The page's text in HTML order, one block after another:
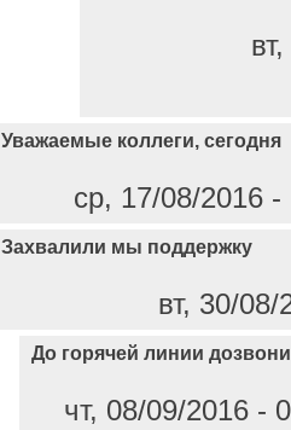
Уважаемые коллеги, сегодня
ср, 17/08/2016
Захвалили мы поддержку
вт, 30/
До горячей линии
чт, 08/09/2016 -